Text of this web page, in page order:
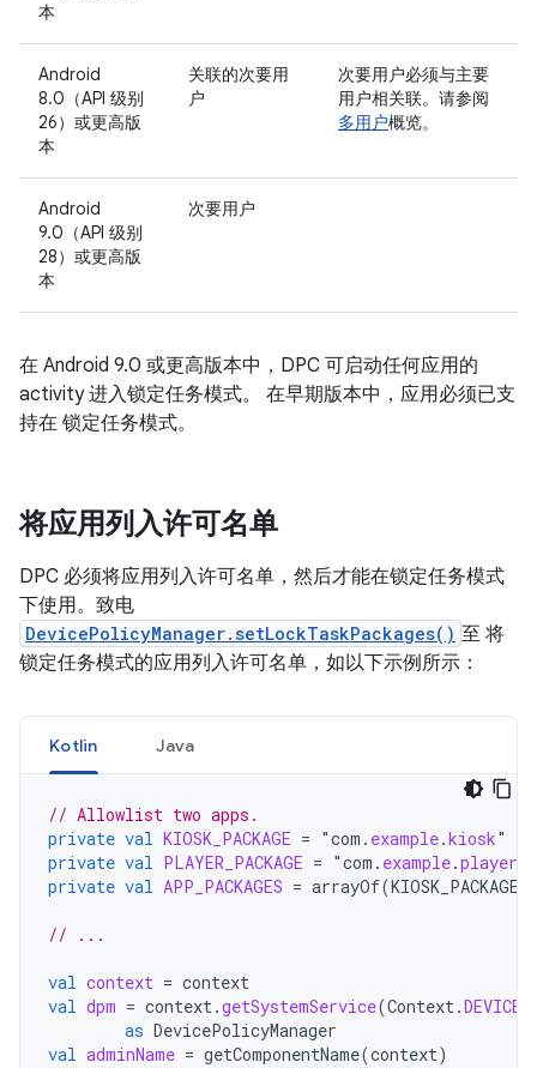
本
Android
8.0（API 级别
26）或更高版
本
关联的次要用
户
次要用户必须与主要
用户相关联。请参阅
多用户概览。
Android
9.0（API 级别
28）或更高版
本
次要用户
在 Android 9.0 或更高版本中，DPC 可启动任何应用的
activity 进入锁定任务模式。 在早期版本中，应用必须已支
持在 锁定任务模式。
将应用列入许可名单
DPC 必须将应用列入许可名单，然后才能在锁定任务模式
下使用。致电
DevicePolicyManager.setLockTaskPackages() 至 将
锁定任务模式的应用列入许可名单，如以下示例所示：
Kotlin Java
// Allowlist two apps.
private val KIOSK_PACKAGE = "com . example.kiosk
private val PLAYER_PACKAGE = "com . example.player
private val APP_PACKAGES = arrayOf(KIOSK_PACKAGE
// ...
val context = context
val dpm = context.getSystemService(Context.
as DevicePolicyManager
val adminName = getComponentName(context)